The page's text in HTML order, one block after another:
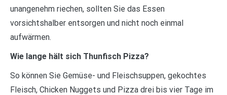
unangenehm riechen, sollten Sie das Essen
vorsichtshalber entsorgen und nicht noch einmal
aufwärmen.
Wie lange hält sich Thunfisch Pizza?
So können Sie Gemüse- und Fleischsuppen, gekochtes
Fleisch, Chicken Nuggets und Pizza drei bis vier Tage im